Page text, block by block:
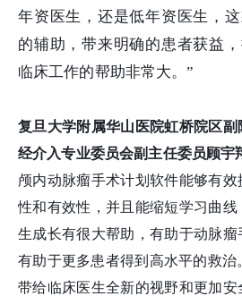
年资医生，还是低年资医生，
的辅助，带来明确的患者获益
临床工作的帮助非常大。”
复旦大学附属华山医院虹桥院区
经介入专业委员会副主任委员顾宇
颅内动脉瘤手术计划软件能够有
性和有效性，并且能缩短学习曲
生成长有很大帮助，有助于动脉瘤
有助于更多患者得到高水平的救
带给临床医生全新的视野和更加